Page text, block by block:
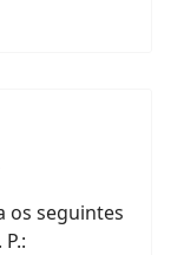
os seguintes